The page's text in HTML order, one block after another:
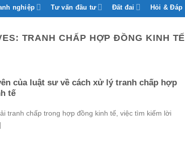
nghiệp Tư vấn đầu tư Đất đai Hỏi & Đáp
TRANH CHẤP HỢP ĐỒNG KINH TẾ
của luật sư về cách xử lý tranh chấp hợp
tế
tranh chấp trong hợp đồng kinh tế, việc tìm kiếm lời